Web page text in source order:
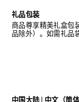
礼品包装
商品尊享精美礼盒包
品除外）。如需礼品
中国大陆 | 中文（简体